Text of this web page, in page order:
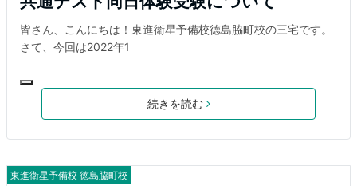
皆さん、こんにちは！東進衛星予備校徳島脇町校の三宅です。
さて、今回は2022年1
続きを読む
東進衛星予備校 徳島脇町校